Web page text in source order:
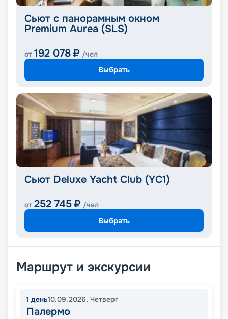
Сьют с панорамным окном
Premium Aurea (SLS)
от 192 078 ₽ /чел
Выбрать
Сьют Deluxe Yacht Club (YC1)
от 252 745 ₽ /чел
Выбрать
Маршрут и экскурсии
1 день10.09.2026, Четверг
Палермо